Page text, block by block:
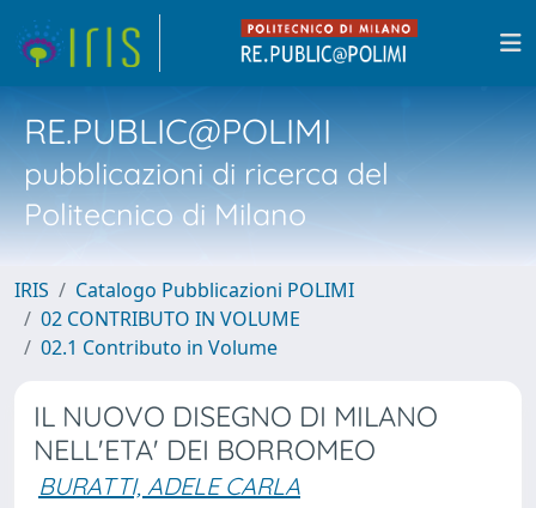
RE.PUBLIC@POLIMI
pubblicazioni di ricerca del
Politecnico di Milano
IRIS
Catalogo Pubblicazioni POLIMI
02 CONTRIBUTO IN VOLUME
02.1 Contributo in Volume
IL NUOVO DISEGNO DI MILANO
NELL'ETA' DEI BORROMEO
BURATTI, ADELE CARLA